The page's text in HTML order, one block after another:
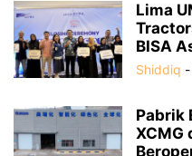
Lima
BISA
Shiddiq -
Pabrik
XCMG